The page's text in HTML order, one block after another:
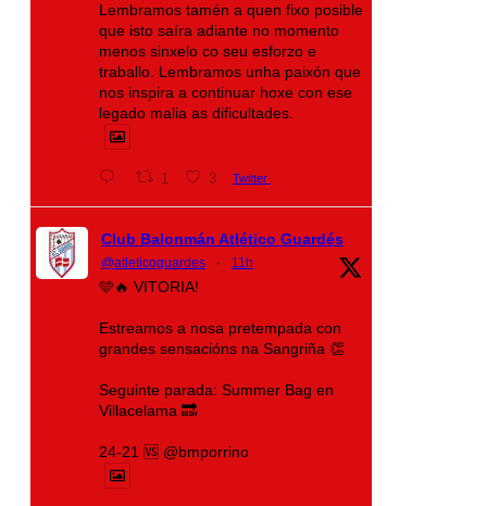
Lembramos tamén a quen fixo posible
que isto saíra adiante no momento
menos sinxelo co seu esforzo e
traballo. Lembramos unha paixón que
nos inspira a continuar hoxe con ese
legado malia as dificultades.
1 3 Twitter
Club Balonmán Atlético Guardés
@atleticoguardes · 11h
🩵🔥 VITORIA!
Estreamos a nosa pretempada con
grandes sensacións na Sangriña 👏
Seguinte parada: Summer Bag en
Villacelama 🔜
24-21 🆚 @bmporrino